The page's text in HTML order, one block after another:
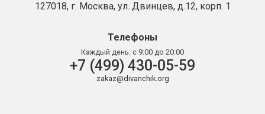
127018, г. Москва, ул. Двинцев, д.12, корп. 1
Телефоны
Каждый день: с 9:00 до 20:00
+7 (499) 430-05-59
zakaz@divanchik.org